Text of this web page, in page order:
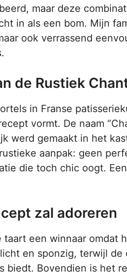
maar deze
in als een bom. Mijn
ook verrassend
de Rustiek
in Franse
vormt. De naam
werd gemaakt in het
aanpak: geen
die toch chic oogt.
zal adoreren
een winnaar omdat
en sponzig, terwijl
biedt. Bovendien is het